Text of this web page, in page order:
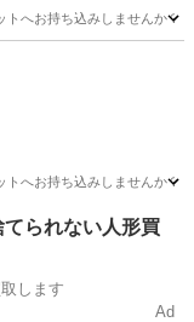
お持ち込みしませんか？
お持ち込みしませんか？
てられない人形買
します
Ad